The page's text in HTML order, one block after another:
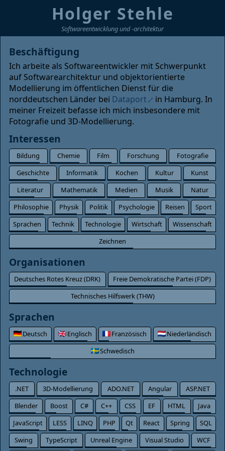
Holger Stehle
Softwareentwicklung und -architektur
Beschäftigung
Ich arbeite als Softwareentwickler mit Schwerpunkt
auf Softwarearchitektur und objektorientierte
Modellierung im öffentlichen Dienst für die
norddeutschen Länder bei Dataport
in Hamburg. In
meiner Freizeit befasse ich mich insbesondere mit
Fotografie und 3D-Modellierung.
Interessen
Bildung Chemie Film Forschung
Fotografie
Geschichte
Informatik Kochen Kultur
Kunst
Literatur
Mathematik Medien Musik
Natur
Philosophie
Physik Politik Psychologie Reisen
Sport
Sprachen
Technik Technologie Wirtschaft
Wissenschaft
Zeichnen
Organisationen
Deutsches Rotes Kreuz (DRK)
Freie Demokratische Partei (FDP)
Technisches Hilfswerk (THW)
Sprachen
Deutsch Englisch Französisch
Niederländisch
Schwedisch
Technologie
.NET 3D-Modellierung ADO.NET Angular
ASP.NET
Blender
Boost C# C++ CSS EF HTML
Java
JavaScript
LESS LINQ PHP Qt React Spring
SQL
Swing
TypeScript Unreal Engine Visual Studio WCF